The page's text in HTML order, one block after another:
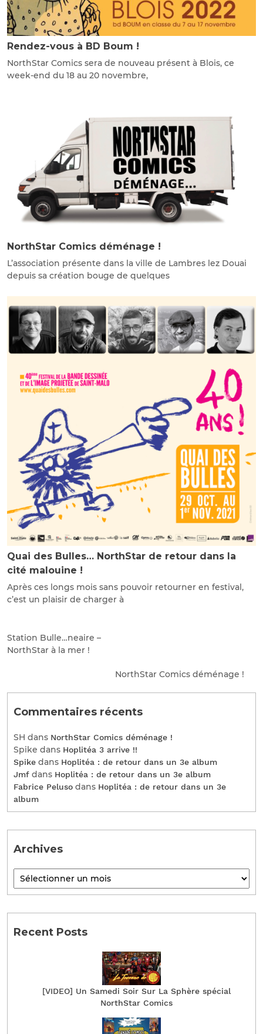
Rendez-vous à BD Boum !
NorthStar Comics sera de nouveau présent à Blois, ce
week-end du 18 au 20 novembre,
NorthStar Comics déménage !
L’association présente dans la ville de Lambres lez Douai
depuis sa création bouge de quelques
Quai des Bulles… NorthStar de retour dans la
cité malouine !
Après ces longs mois sans pouvoir retourner en festival,
c’est un plaisir de charger à
Station Bulle…neaire –
NorthStar à la mer !
NorthStar Comics déménage !
Commentaires récents
SH dans NorthStar Comics déménage !
Spike dans Hoplitéa 3 arrive !!
Spike dans Hoplitéa : de retour dans un 3e album
Jmf dans Hoplitéa : de retour dans un 3e album
Fabrice Peluso dans Hoplitéa : de retour dans un 3e
album
Archives
Recent Posts
[VIDEO] Un Samedi Soir Sur La Sphère spécial
NorthStar Comics